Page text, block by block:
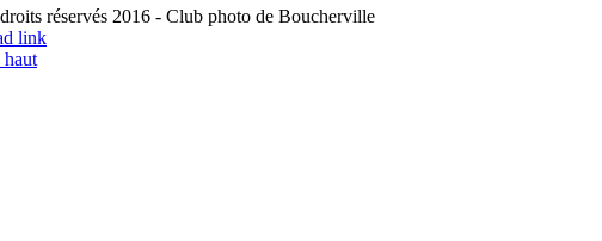
réservés 2016 - Club photo de Boucherville
link